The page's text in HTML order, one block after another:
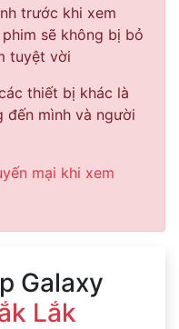
trước khi xem
sẽ không bị bỏ
tuyệt vời
thiết bị khác là
đến mình và người
mại khi xem
Galaxy
Lắk